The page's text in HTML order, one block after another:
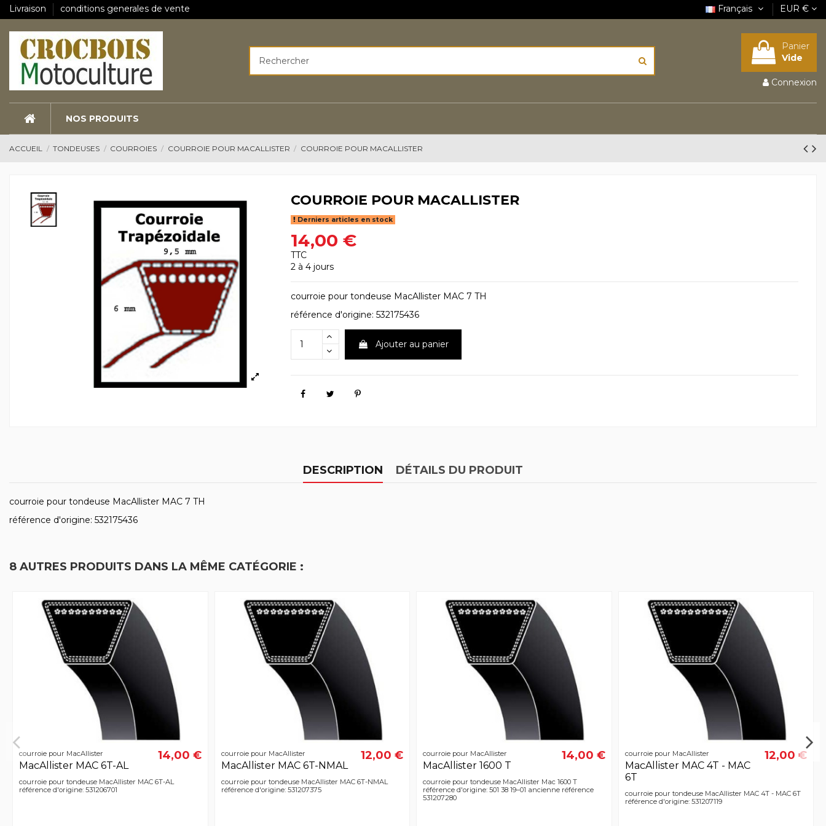
Livraison conditions generales de vente Français EUR €
Panier
Vide
Connexion
NOS PRODUITS
ACCUEIL TONDEUSES COURROIES COURROIE POUR MACALLISTER COURROIE POUR MACALLISTER
COURROIE POUR MACALLISTER
Derniers articles en stock
14,00 €
TTC
2 à 4 jours
courroie pour tondeuse MacAllister MAC 7 TH
référence d'origine: 532175436
Ajouter au panier
DESCRIPTION DÉTAILS DU PRODUIT
courroie pour tondeuse MacAllister MAC 7 TH
référence d'origine: 532175436
8 AUTRES PRODUITS DANS LA MÊME CATÉGORIE :
courroie pour MacAllister
MacAllister MAC 6T-AL
14,00 €
courroie pour tondeuse MacAllister MAC 6T-AL
référence d'origine: 531206701
courroie pour MacAllister
MacAllister MAC 6T-NMAL
12,00 €
courroie pour tondeuse MacAllister MAC 6T-NMAL
référence d'origine: 531207375
courroie pour MacAllister
MacAllister 1600 T
14,00 €
courroie pour tondeuse MacAllister Mac 1600 T
référence d'origine: 501 38 19–01 ancienne référence
531207280
courroie pour MacAllister
MacAllister MAC 4T - MAC
6T
12,00 €
courroie pour tondeuse MacAllister MAC 4T - MAC 6T
référence d'origine: 531207119